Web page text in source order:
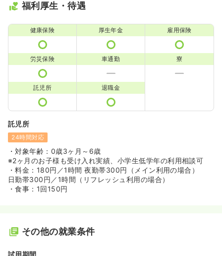
福利厚生・待遇
健康保険 厚生年金 雇用保険
労災保険 車通勤 寮
託児所 退職金
託児所
24時間対応
・対象年齢：0歳3ヶ月～6歳
※2ヶ月のお子様も受け入れ実績、小学生低学年の利用相談可
・料金：180円／1時間 夜勤帯300円（メイン利用の場合）
日勤帯300円／1時間（リフレッシュ利用の場合）
・食事：1回150円
その他の就業条件